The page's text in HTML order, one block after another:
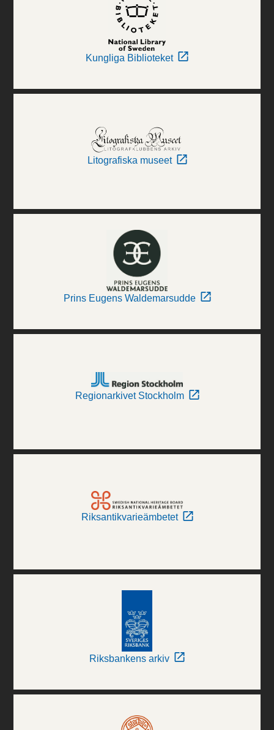
Kungliga Biblioteket
Litografiska museet
Prins Eugens Waldemarsudde
Regionarkivet Stockholm
Riksantikvarieämbetet
Riksbankens arkiv